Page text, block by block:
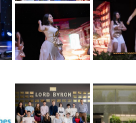
_2k_jpeg.jpg
delegacion_francesa_lb-
01.jpg
04.jpg